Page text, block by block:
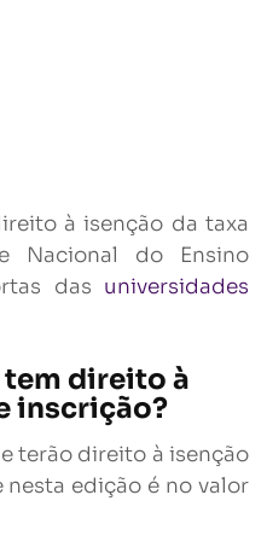
à isenção da taxa
Nacional do Ensino
das universidades
tem direito à
inscrição?
terão direito à isenção
edição é no valor